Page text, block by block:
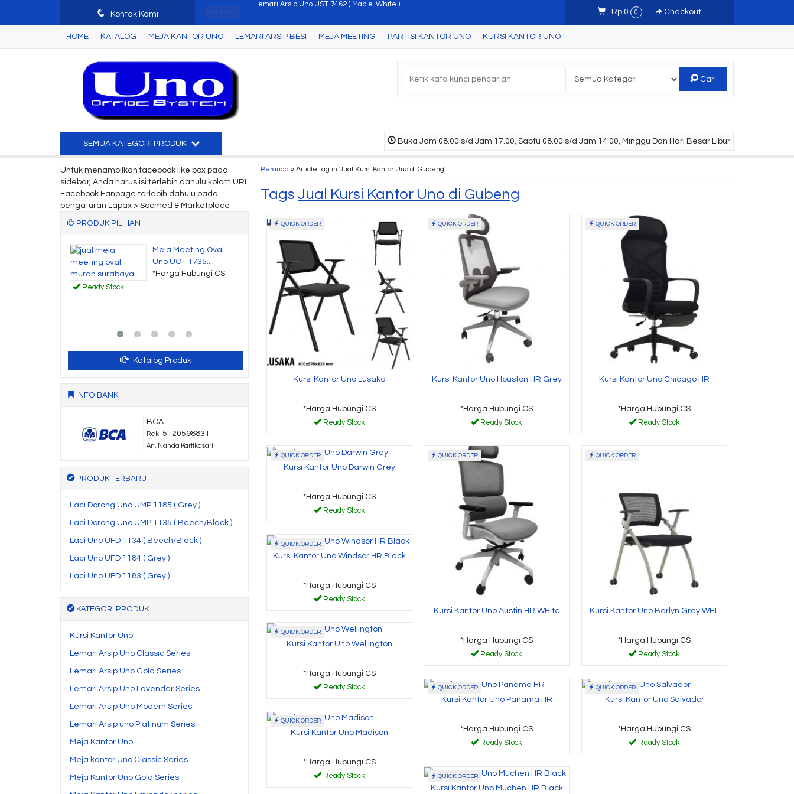
q Kontak Kami
Meja Kantor Uno UOD 4058 ( Cherry )
Rp 0 0 Checkout
HOME KATALOG MEJA KANTOR UNO LEMARI ARSIP BESI MEJA MEETING PARTISI KANTOR UNO KURSI KANTOR UNO
Cari
Buka Jam 08.00 s/d Jam 17.00, Sabtu 08.00 s/d Jam 14.00, Minggu Dan Hari Besar Libur
SEMUA KATEGORI PRODUK
Beranda »Article tag in 'Jual Kursi Kantor Uno di Gubeng'
TagsJual Kursi Kantor Uno di Gubeng
QUICK ORDER
Kursi Kantor Uno Lusaka
*Harga Hubungi CS
Ready Stock
QUICK ORDER
Kursi Kantor Uno Houston HR Grey
*Harga Hubungi CS
Ready Stock
QUICK ORDER
Kursi Kantor Uno Chicago HR
*Harga Hubungi CS
Ready Stock
QUICK ORDER
Kursi Kantor Uno Darwin Grey
*Harga Hubungi CS
Ready Stock
QUICK ORDER
Kursi Kantor Uno Austin HR WHite
*Harga Hubungi CS
Ready Stock
QUICK ORDER
Kursi Kantor Uno Berlyn Grey WHL
*Harga Hubungi CS
Ready Stock
QUICK ORDER
Kursi Kantor Uno Windsor HR Black
*Harga Hubungi CS
Ready Stock
QUICK ORDER
Kursi Kantor Uno Wellington
*Harga Hubungi CS
Ready Stock QUICK ORDER
Kursi Kantor Uno Panama HR
*Harga Hubungi CS
Ready Stock
QUICK ORDER
Kursi Kantor Uno Salvador
*Harga Hubungi CS
Ready Stock
QUICK ORDER
Kursi Kantor Uno Madison
*Harga Hubungi CS
Ready Stock QUICK ORDER
Kursi Kantor Uno Muchen HR Black
Untuk menampilkan facebook like box pada
sidebar, Anda harus isi terlebih dahulu kolom URL
Facebook Fanpage terlebih dahulu pada
pengaturan Lapax > Socmed & Marketplace
PRODUK PILIHAN
Meja Meeting Oval
Uno UCT 1735....
*Harga Hubungi CS
Ready Stock
Meja Kantor Uno UOD
4058 ( Che....
*Harga Hubungi CS
Ready Stock
*Harga Hubungi CS
Ready Stock Ready Stock
Katalog Produk
INFO BANK
BCA
Rek. 5120598831
An. Nanda Kartikasari
PRODUK TERBARU
Laci Dorong Uno UMP 1185 ( Grey )
Laci Dorong Uno UMP 1135 ( Beech/Black )
Laci Uno UFD 1134 ( Beech/Black )
Laci Uno UFD 1184 ( Grey )
Laci Uno UFD 1183 ( Grey )
KATEGORI PRODUK
Kursi Kantor Uno
Lemari Arsip Uno Classic Series
Lemari Arsip Uno Gold Series
Lemari Arsip Uno Lavender Series
Lemari Arsip Uno Modern Series
Lemari Arsip uno Platinum Series
Meja Kantor Uno
Meja kantor Uno Classic Series
Meja Kantor Uno Gold Series